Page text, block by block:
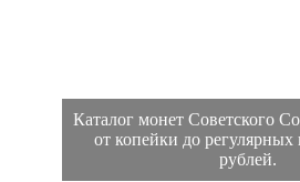
Каталог монет Советского
от копейки до
рублей.